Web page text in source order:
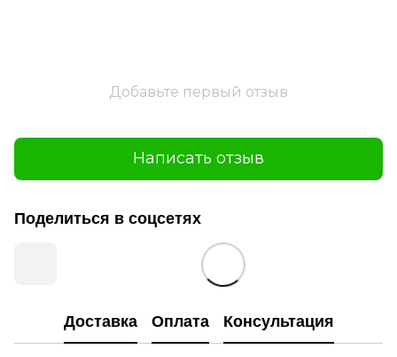
Добавьте первый отзыв
Написать отзыв
Поделиться в соцсетях
Доставка Оплата Консультация